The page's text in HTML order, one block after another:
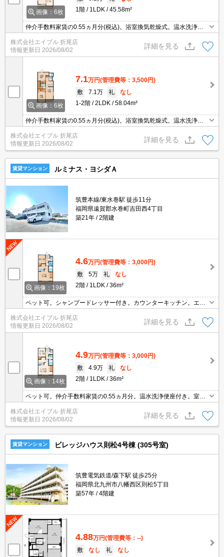
画像：6枚
1階
1LDK 45.58m²
仲介手数料家賃の0.55ヵ月分(税込)。浴室換気乾燥式。温水洗浄便
株式会社エイブル 折尾店
情報更新日 2026/08/02
詳細を見る
画像：6枚
7.1万円(管理費等：3,500円)
敷
7.1万 礼
なし
1-2階
2LDK 58.04m²
仲介手数料家賃の0.55ヵ月分(税込)。浴室換気乾燥式。温水洗浄便
株式会社エイブル 折尾店
情報更新日 2026/08/02
詳細を見る
賃貸マンション ルミナス・ヨシダＡ
筑豊本線/東水巻駅 徒歩11分
福岡県遠賀郡水巻町吉田西4丁目
築21年
2階建
画像：19枚
4.6万円(管理費等：3,000円)
敷
5万 礼
なし
2階
1LDK 36m²
ペット可。シャンプードレッサー付き。カウンターキッチン。エア
株式会社エイブル 折尾店
情報更新日 2026/08/02
詳細を見る
画像：14枚
4.9万円(管理費等：3,000円)
敷
4.9万 礼
なし
2階
1LDK 36m²
ペット可。仲介手数料家賃の0.55ヵ月分。温水洗浄便座付き。室内
ーゼット付。シャワー付独立洗面台。
株式会社エイブル 折尾店
情報更新日 2026/08/02
詳細を見る
賃貸マンション ビレッジハウス則松4号棟 (305号室)
筑豊電気鉄道/森下駅 徒歩25分
福岡県北九州市八幡西区則松5丁目
築57年
4階建
4.88万円(管理費等：--)
敷
なし 礼
なし